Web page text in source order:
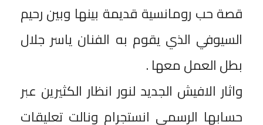
قصة حب رومانسية قديمة بينها وبين رحيم
السيوفي الذي يقوم به الفنان ياسر جلال
بطل العمل معها .
واثار الافيش الجديد لنور انظار الكثيرين عبر
حسابها الرسمي انستجرام ونالت تعليقات